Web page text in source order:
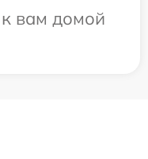
вам домой